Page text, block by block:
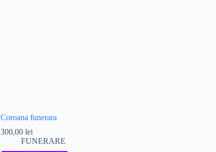
Coroana funerara
300,00 lei
FUNERARE